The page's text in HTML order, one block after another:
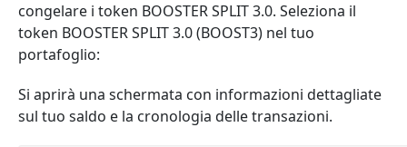
congelare i token BOOSTER SPLIT 3.0. Seleziona il
token BOOSTER SPLIT 3.0 (BOOST3) nel tuo
portafoglio:
Si aprirà una schermata con informazioni dettagliate
sul tuo saldo e la cronologia delle transazioni.